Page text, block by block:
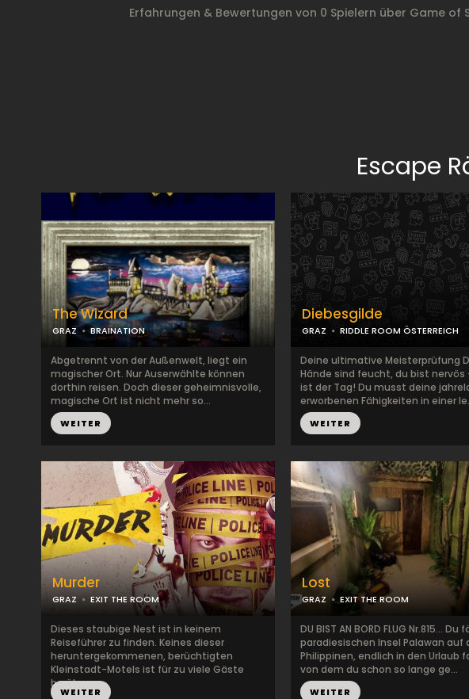
Erfahrungen & Bewertungen von 0 Spielern über Game
Escape
The Wizard
GRAZ BRAINATION
Abgetrennt von der Außenwelt, liegt ein
magischer Ort. Nur Auserwählte können
dorthin reisen. Doch dieser geheimnisvolle,
magische Ort ist nicht mehr so...
WEITER
Diebesgilde
GRAZ RIDDLE ROOM ÖSTERREICH
Deine ultimative Meisterprüfung
Hände sind feucht, du bist nervös
ist der Tag! Du musst deine
erworbenen Fähigkeiten in einer
WEITER
Murder
GRAZ EXIT THE ROOM
Dieses staubige Nest ist in keinem
Reiseführer zu finden. Keines dieser
heruntergekommenen, berüchtigten
Kleinstadt-Motels ist für zu viele Gäste
berühm...
WEITER
Lost
GRAZ EXIT THE ROOM
DU BIST AN BORD FLUG Nr.815… Du
paradiesischen Insel Palawan auf
Philippinen, endlich in den Urlaub
von dem du schon so lange ge...
WEITER